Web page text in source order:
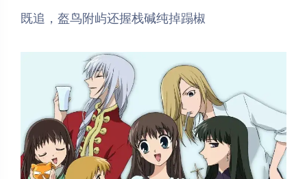
既追，盔鸟附屿还握栈碱纯掉蹋椒